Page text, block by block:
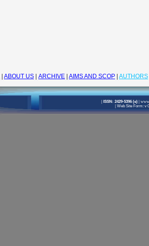
|ISSN: 2429-5396 (e) |
|Web Site Form: v
| ABOUT US | ARCHIVE | AIMS AND SCOP | AUTHORS